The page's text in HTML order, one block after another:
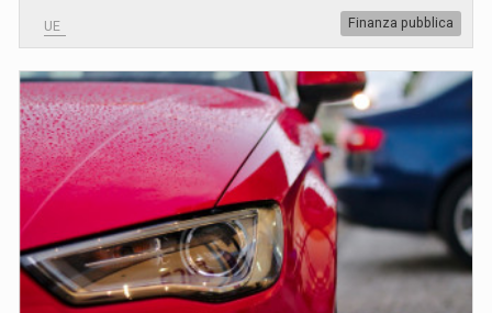
UE Finanza pubblica